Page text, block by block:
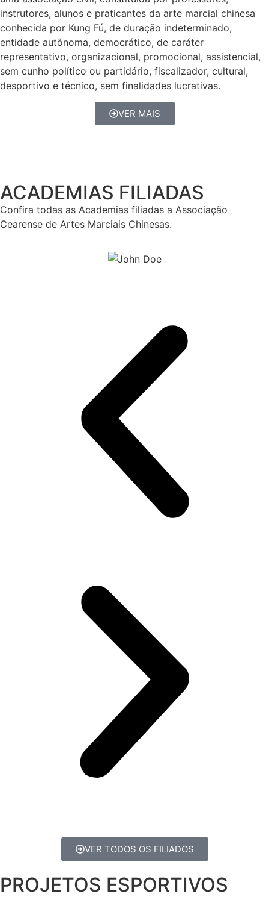
instrutores, alunos e praticantes da arte marcial chinesa
conhecida por Kung Fú, de duração indeterminado,
entidade autônoma, democrático, de caráter
representativo, organizacional, promocional, assistencial,
sem cunho político ou partidário, fiscalizador, cultural,
desportivo e técnico, sem finalidades lucrativas.
VER MAIS
ACADEMIAS FILIADAS
Confira todas as Academias filiadas a Associação
Cearense de Artes Marciais Chinesas.
VER TODOS OS FILIADOS
PROJETOS ESPORTIVOS